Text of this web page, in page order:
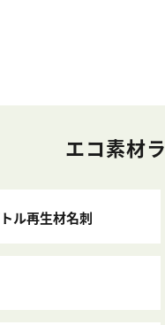
エコ素材
ル再生材名刺